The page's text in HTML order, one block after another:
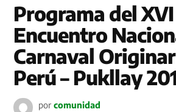
Programa del XVI
Encuentro
Carnaval
Perú – Pukllay
por comunidad